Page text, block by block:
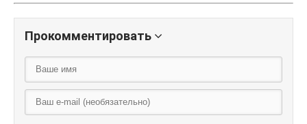
Прокомментировать